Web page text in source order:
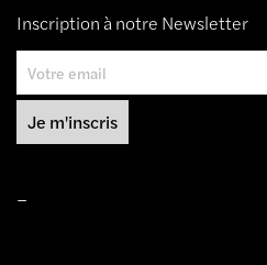
Inscription à notre Newsletter
–